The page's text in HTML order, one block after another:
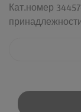
Кат.номер